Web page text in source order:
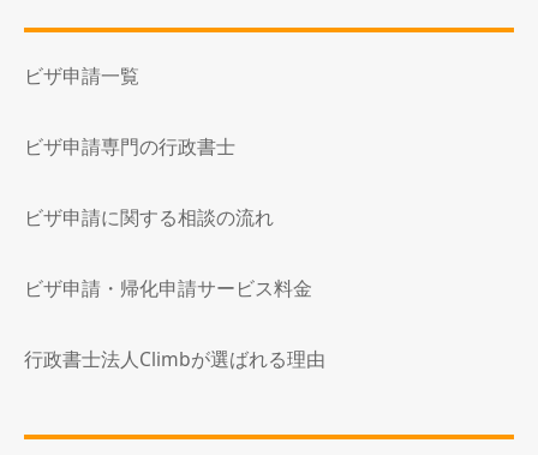
ビザ申請一覧
ビザ申請専門の行政書士
ビザ申請に関する相談の流れ
ビザ申請・帰化申請サービス料金
行政書士法人Climbが選ばれる理由